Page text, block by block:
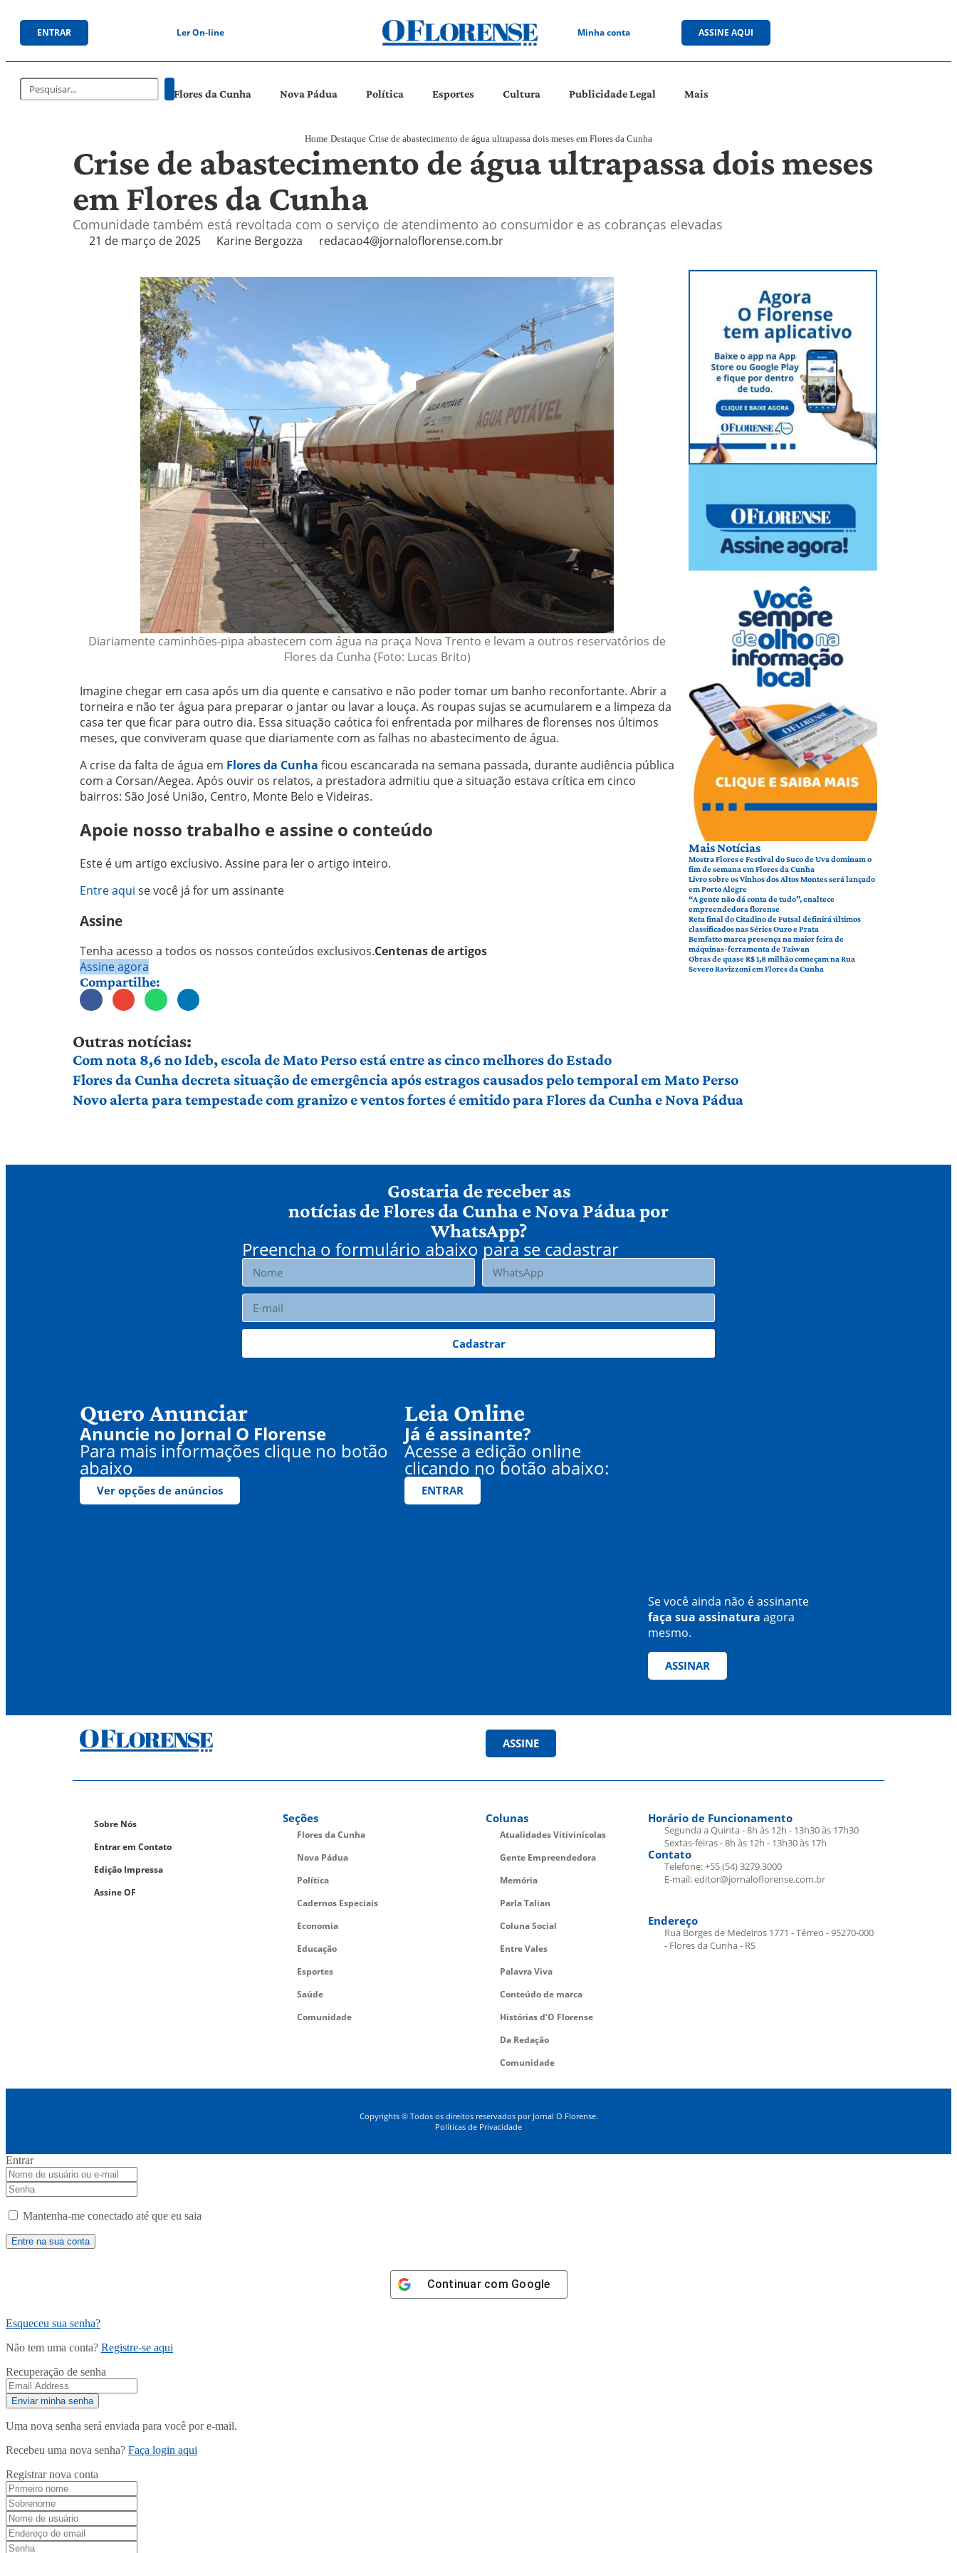
ENTRAR Ler On-line Minha conta ASSINE AQUI
Flores da Cunha Nova Pádua Política Esportes Cultura Publicidade Legal Mais
Home Destaque Crise de abastecimento de água ultrapassa dois meses em Flores da Cunha
Crise de abastecimento de água ultrapassa dois meses
em Flores da Cunha
Comunidade também está revoltada com o serviço de atendimento ao consumidor e as cobranças elevadas
21 de março de 2025 Karine Bergozza redacao4@jornaloflorense.com.br
Diariamente caminhões-pipa abastecem com água na praça Nova Trento e levam a outros reservatórios de
Flores da Cunha (Foto: Lucas Brito)
Imagine chegar em casa após um dia quente e cansativo e não poder tomar um banho reconfortante. Abrir a
torneira e não ter água para preparar o jantar ou lavar a louça. As roupas sujas se acumularem e a limpeza da
casa ter que ficar para outro dia. Essa situação caótica foi enfrentada por milhares de florenses nos últimos
meses, que conviveram quase que diariamente com as falhas no abastecimento de água.
A crise da falta de água em Flores da Cunha ficou escancarada na semana passada, durante audiência pública
com a Corsan/Aegea. Após ouvir os relatos, a prestadora admitiu que a situação estava crítica em cinco
bairros: São José União, Centro, Monte Belo e Videiras.
Apoie nosso trabalho e assine o conteúdo
Este é um artigo exclusivo. Assine para ler o artigo inteiro.
Entre aqui se você já for um assinante
Assine
Tenha acesso a todos os nossos conteúdos exclusivos.Centenas de artigos
Assine agora
Compartilhe:
Mais Notícias
Mostra Flores e Festival do Suco de Uva dominam o
fim de semana em Flores da Cunha
Livro sobre os Vinhos dos Altos Montes será lançado
em Porto Alegre
“A gente não dá conta de tudo”, enaltece
empreendedora florense
Reta final do Citadino de Futsal definirá últimos
classificados nas Séries Ouro e Prata
Bemfatto marca presença na maior feira de
máquinas-ferramenta de Taiwan
Obras de quase R$ 1,8 milhão começam na Rua
Severo Ravizzoni em Flores da Cunha
Outras notícias:
Com nota 8,6 no Ideb, escola de Mato Perso está entre as cinco melhores do Estado
Flores da Cunha decreta situação de emergência após estragos causados pelo temporal em Mato Perso
Novo alerta para tempestade com granizo e ventos fortes é emitido para Flores da Cunha e Nova Pádua
Gostaria de receber as
notícias de Flores da Cunha e Nova Pádua por
WhatsApp?
Preencha o formulário abaixo para se cadastrar
Cadastrar
Quero Anunciar
Anuncie no Jornal O Florense
Para mais informações clique no botão
abaixo
Ver opções de anúncios
Leia Online
Já é assinante?
Acesse a edição online
clicando no botão abaixo:
ENTRAR
Se você ainda não é assinante
faça sua assinatura agora
mesmo.
ASSINAR
ASSINE
Sobre Nós
Entrar em Contato
Edição Impressa
Assine OF
Seções
Flores da Cunha
Nova Pádua
Política
Cadernos Especiais
Economia
Educação
Esportes
Saúde
Comunidade
Colunas
Atualidades Vitivinícolas
Gente Empreendedora
Memória
Parla Talian
Coluna Social
Entre Vales
Palavra Viva
Conteúdo de marca
Histórias d’O Florense
Da Redação
Comunidade
Horário de Funcionamento
Segunda a Quinta - 8h às 12h - 13h30 às 17h30
Sextas-feiras - 8h às 12h - 13h30 às 17h
Contato
Telefone: +55 (54) 3279.3000
E-mail: editor@jornaloflorense.com.br
Endereço
Rua Borges de Medeiros 1771 - Térreo - 95270-000
- Flores da Cunha - RS
Copyrights © Todos os direitos reservados por Jornal O Florense.
Políticas de Privacidade
Entrar
Mantenha-me conectado até que eu saia
Continuar com Google
Esqueceu sua senha?
Não tem uma conta? Registre-se aqui
Recuperação de senha
Uma nova senha será enviada para você por e-mail.
Recebeu uma nova senha? Faça login aqui
Registrar nova conta